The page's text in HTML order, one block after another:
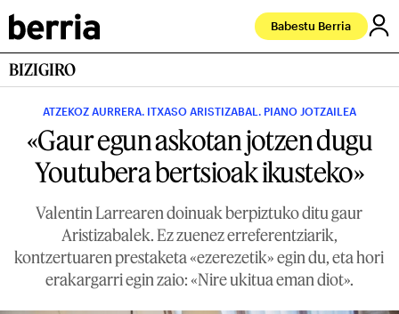
Babestu Berria
BIZIGIRO
ATZEKOZ AURRERA. ITXASO ARISTIZABAL. PIANO JOTZAILEA
«Gaur egun askotan jotzen dugu
Youtubera bertsioak ikusteko»
Valentin Larrearen doinuak berpiztuko ditu gaur
Aristizabalek. Ez zuenez erreferentziarik,
kontzertuaren prestaketa «ezerezetik» egin du, eta hori
erakargarri egin zaio: «Nire ukitua eman diot».